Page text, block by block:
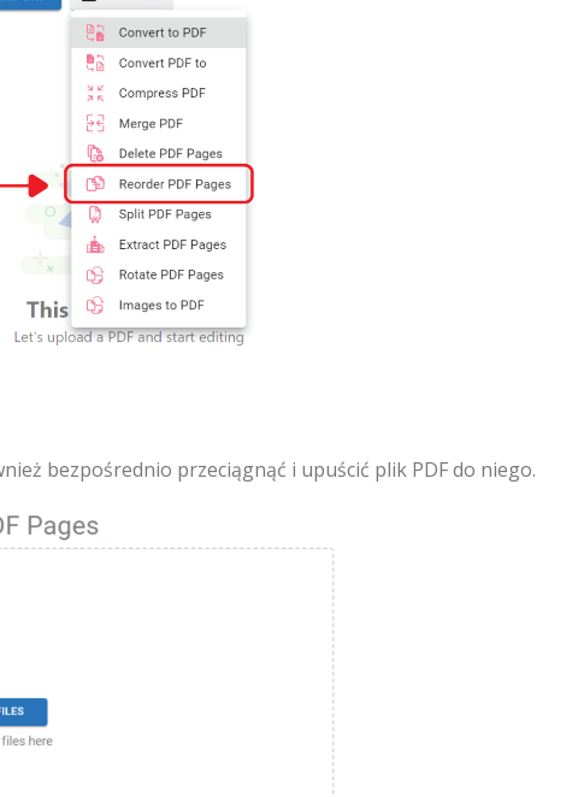
bezpośrednio przeciągnąć i upuścić plik PDF do niego.